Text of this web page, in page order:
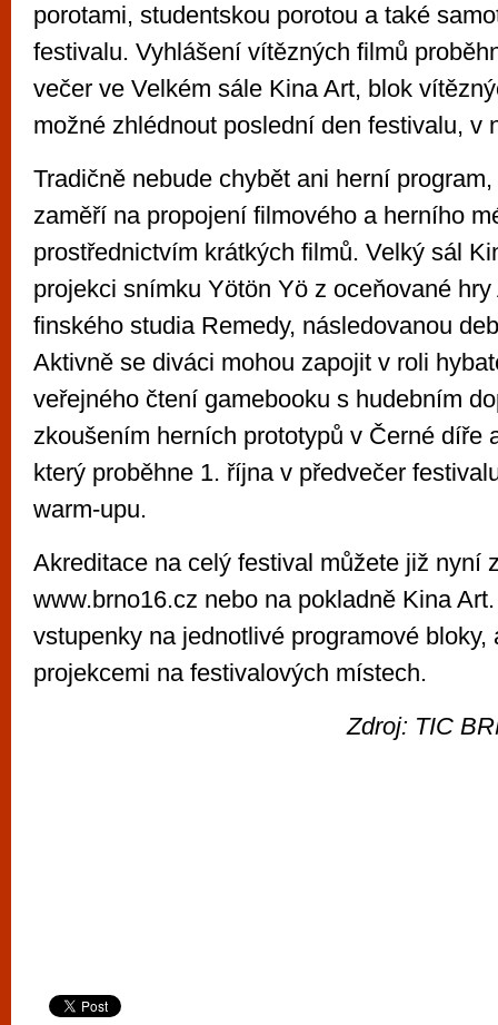
porotami, studentskou porotou a také
festivalu. Vyhlášení vítězných filmů
večer ve Velkém sále Kina Art, blok
možné zhlédnout poslední den festivalu, v
Tradičně nebude chybět ani herní
zaměří na propojení filmového a herního
prostřednictvím krátkých filmů. Velký sál
projekci snímku Yötön Yö z oceňované
finského studia Remedy, následovanou
Aktivně se diváci mohou zapojit v roli
veřejného čtení gamebooku s hudebním
zkoušením herních prototypů v Černé díře
který proběhne 1. října v předvečer
warm-upu.
Akreditace na celý festival můžete již nyní
www.brno16.cz nebo na pokladně Kina
vstupenky na jednotlivé programové bloky,
projekcemi na festivalových místech.
Zdroj: TIC